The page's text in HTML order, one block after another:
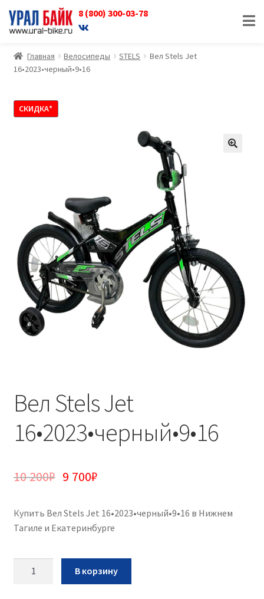
8 (800) 300-03-78
Перейти
к
навигации
Перейти
к
содержимому
Главная Велосипеды STELS
Вел Stels Jet
16•2023•черный•9•16
СКИДКА*
Вел Stels Jet
16•2023•черный•9•16
10 200₽ 9 700₽
Купить Вел Stels Jet 16•2023•черный•9•16 в Нижнем
Тагиле и Екатеринбурге
В корзину